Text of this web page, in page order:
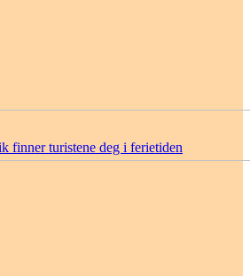
finner turistene deg i ferietiden